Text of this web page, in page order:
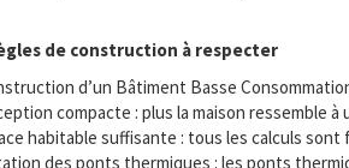
de construction à respecter
d’un Bâtiment Basse
compacte : plus la maison ressemble
habitable suffisante : tous les calculs
des ponts thermiques : les ponts